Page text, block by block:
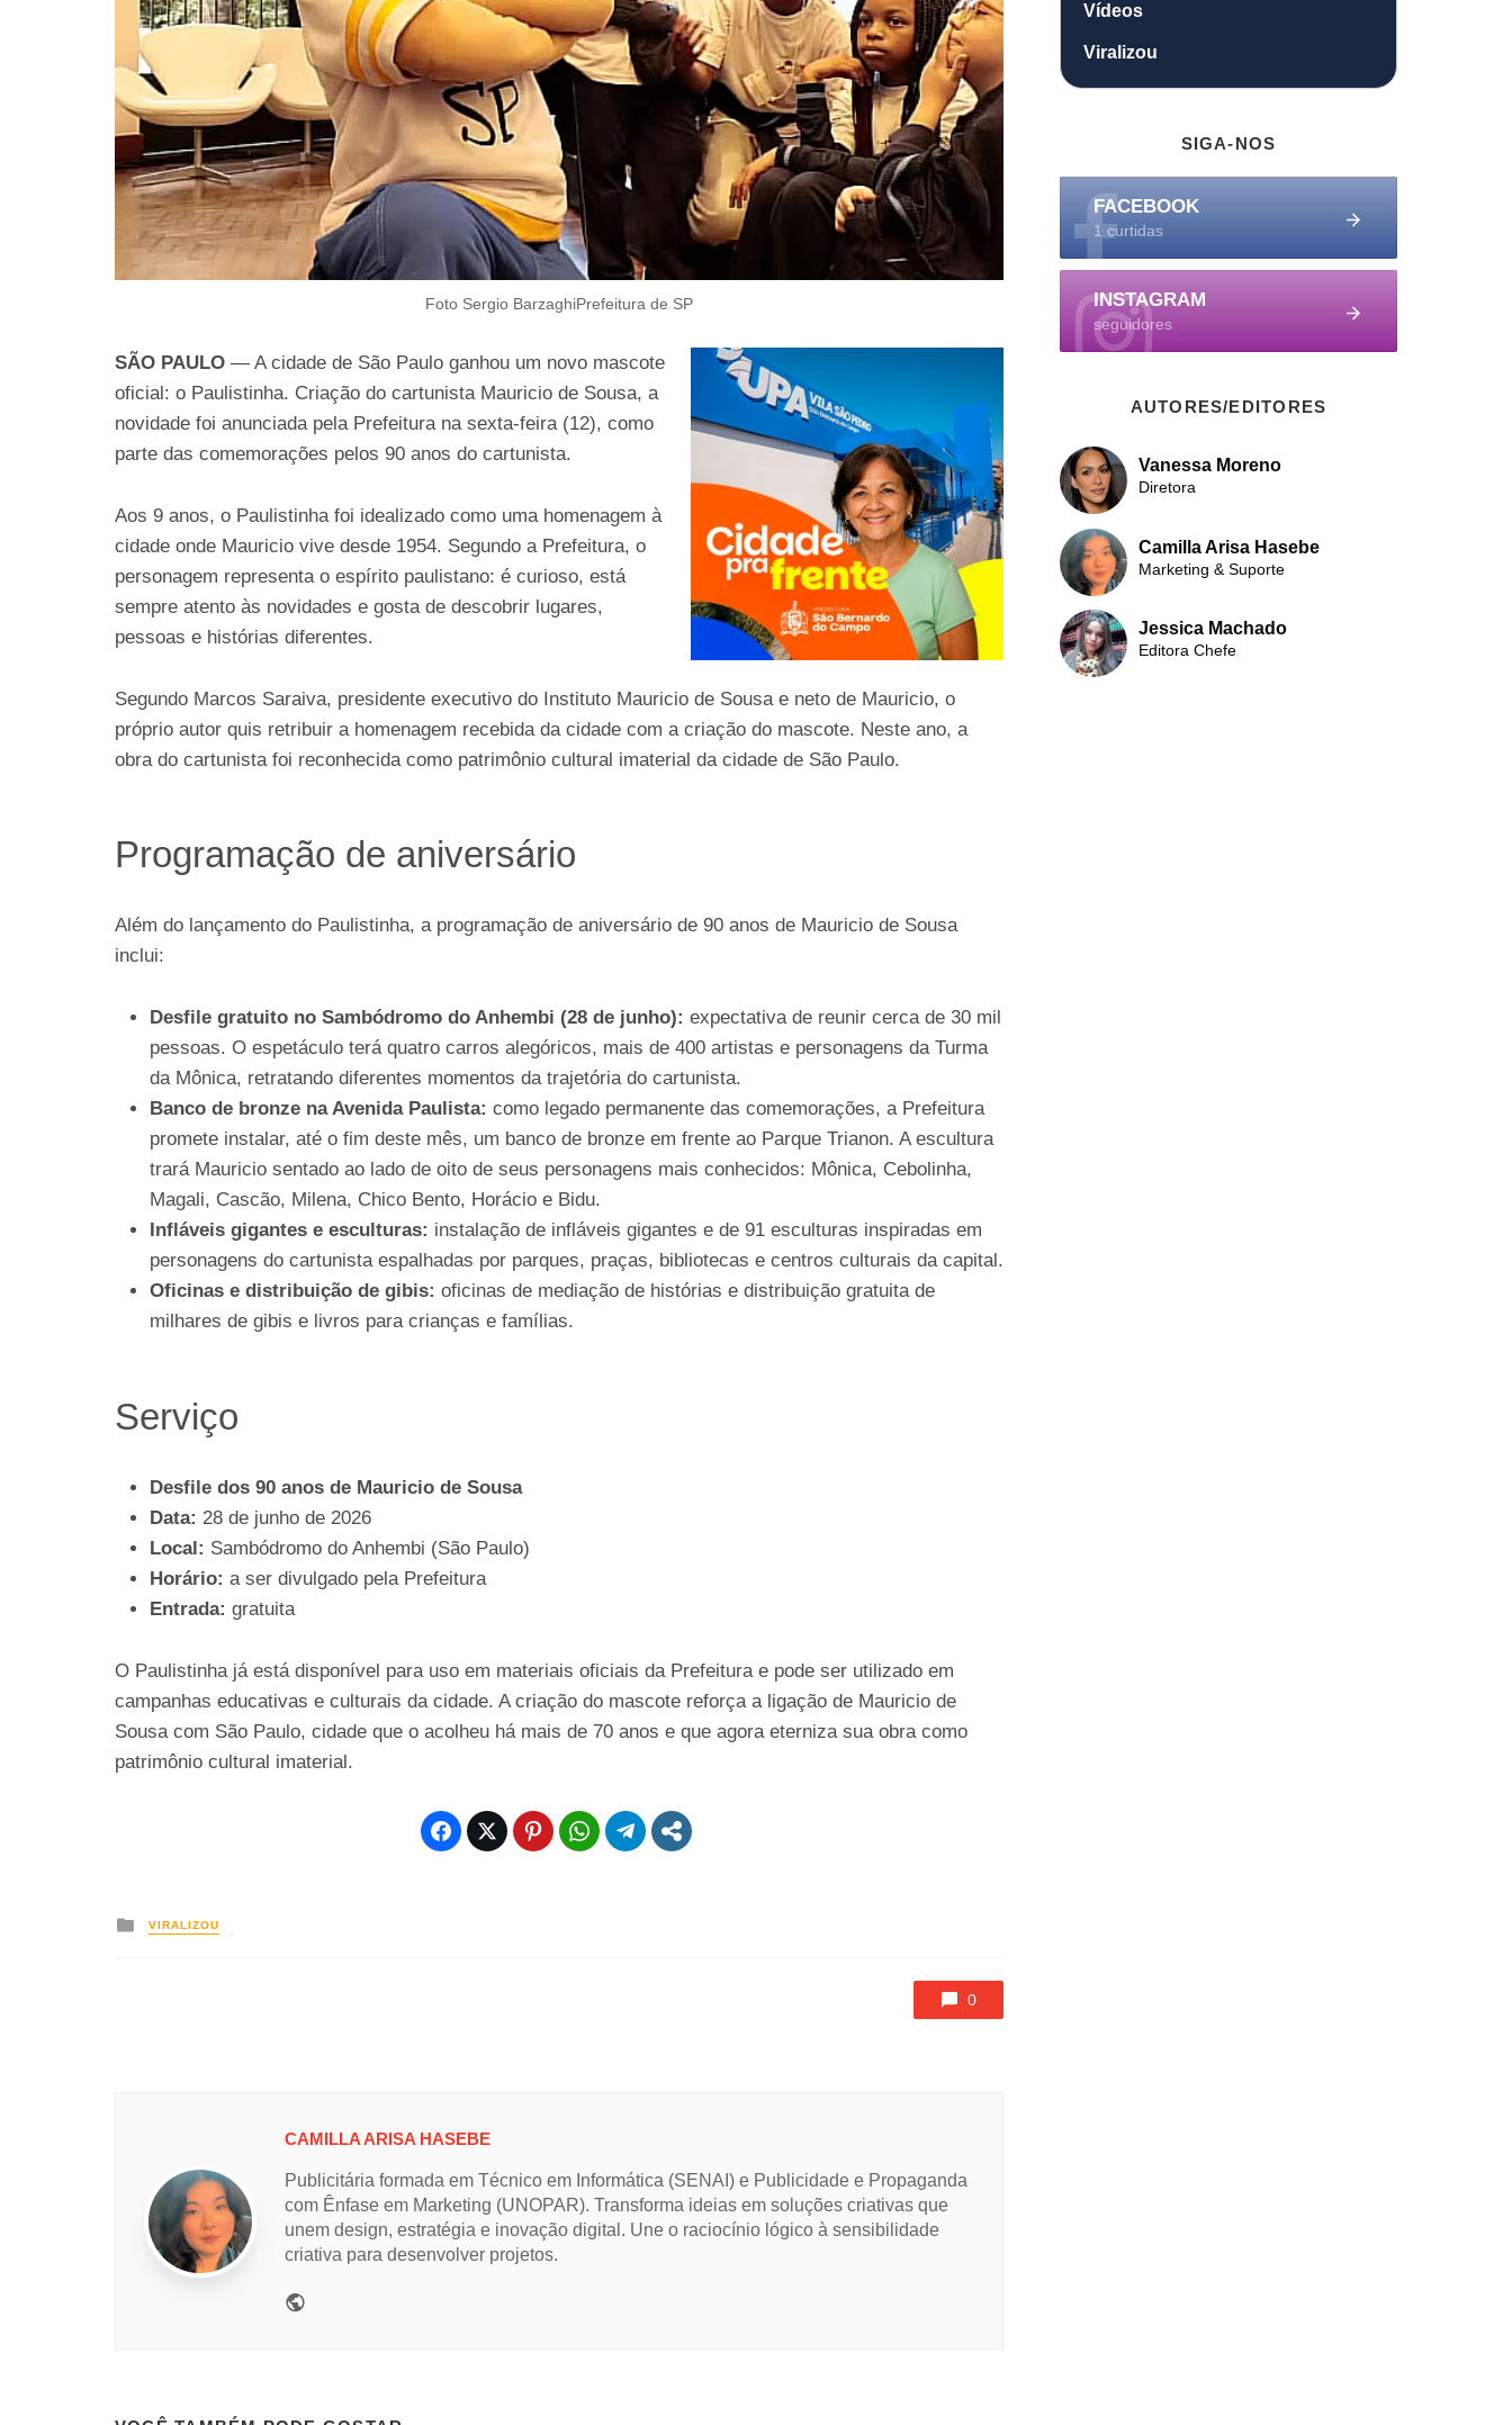
Foto Sergio BarzaghiPrefeitura de SP
SÃO PAULO — A cidade de São Paulo ganhou um novo mascote
oficial: o Paulistinha. Criação do cartunista Mauricio de Sousa, a
novidade foi anunciada pela Prefeitura na sexta-feira (12), como
parte das comemorações pelos 90 anos do cartunista.
Aos 9 anos, o Paulistinha foi idealizado como uma homenagem à
cidade onde Mauricio vive desde 1954. Segundo a Prefeitura, o
personagem representa o espírito paulistano: é curioso, está
sempre atento às novidades e gosta de descobrir lugares,
pessoas e histórias diferentes.
Segundo Marcos Saraiva, presidente executivo do Instituto Mauricio de Sousa e neto de Mauricio, o
próprio autor quis retribuir a homenagem recebida da cidade com a criação do mascote. Neste ano, a
obra do cartunista foi reconhecida como patrimônio cultural imaterial da cidade de São Paulo.
Programação de aniversário
Além do lançamento do Paulistinha, a programação de aniversário de 90 anos de Mauricio de Sousa
inclui:
Desfile gratuito no Sambódromo do Anhembi (28 de junho): expectativa de reunir cerca de 30 mil
pessoas. O espetáculo terá quatro carros alegóricos, mais de 400 artistas e personagens da Turma
da Mônica, retratando diferentes momentos da trajetória do cartunista.
Banco de bronze na Avenida Paulista: como legado permanente das comemorações, a Prefeitura
promete instalar, até o fim deste mês, um banco de bronze em frente ao Parque Trianon. A escultura
trará Mauricio sentado ao lado de oito de seus personagens mais conhecidos: Mônica, Cebolinha,
Magali, Cascão, Milena, Chico Bento, Horácio e Bidu.
Infláveis gigantes e esculturas: instalação de infláveis gigantes e de 91 esculturas inspiradas em
personagens do cartunista espalhadas por parques, praças, bibliotecas e centros culturais da capital.
Oficinas e distribuição de gibis: oficinas de mediação de histórias e distribuição gratuita de
milhares de gibis e livros para crianças e famílias.
Serviço
Desfile dos 90 anos de Mauricio de Sousa
Data: 28 de junho de 2026
Local: Sambódromo do Anhembi (São Paulo)
Horário: a ser divulgado pela Prefeitura
Entrada: gratuita
O Paulistinha já está disponível para uso em materiais oficiais da Prefeitura e pode ser utilizado em
campanhas educativas e culturais da cidade. A criação do mascote reforça a ligação de Mauricio de
Sousa com São Paulo, cidade que o acolheu há mais de 70 anos e que agora eterniza sua obra como
patrimônio cultural imaterial.
Posted
in
VIRALIZOU
0
CAMILLA ARISA HASEBE
Publicitária formada em Técnico em Informática (SENAI) e Publicidade e Propaganda
com Ênfase em Marketing (UNOPAR). Transforma ideias em soluções criativas que
unem design, estratégia e inovação digital. Une o raciocínio lógico à sensibilidade
criativa para desenvolver projetos.
Vídeos
Viralizou
SIGA-NOS
FACEBOOK
1 curtidas
INSTAGRAM
seguidores
AUTORES/EDITORES
Vanessa Moreno
Diretora
Camilla Arisa Hasebe
Marketing & Suporte
Jessica Machado
Editora Chefe